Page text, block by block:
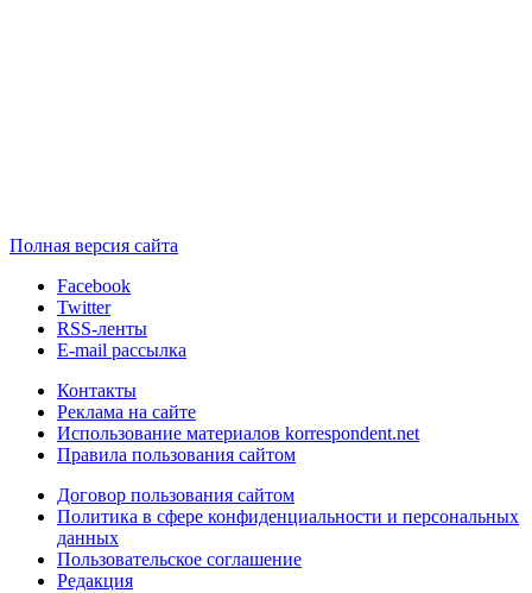
Полная версия сайта
Facebook
Twitter
RSS-ленты
E-mail рассылка
Контакты
Реклама на сайте
Использование материалов korrespondent.net
Правила пользования сайтом
Договор пользования сайтом
Политика в сфере конфиденциальности и персональных
данных
Пользовательское соглашение
Редакция